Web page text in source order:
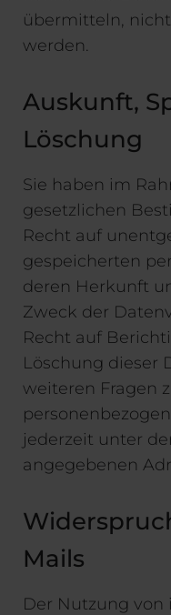
übermitteln,
werden.
Auskunft,
Löschung
Sie haben im
gesetzlichen
Recht auf
gespeicherten
deren Herkunft
Zweck der
Recht auf
Löschung dieser
weiteren Fragen
jederzeit unter
angegebenen
Mails
Der Nutzung von